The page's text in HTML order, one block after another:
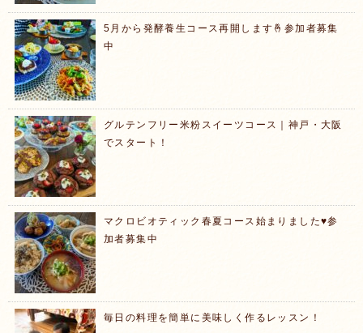
5月から発酵養生コース再開します🤞参加者募集
中
グルテンフリー米粉スイーツコース｜神戸・大阪
でスタート！
マクロビオティック春夏コース始まりました♥️参
加者募集中
毎日の料理を簡単に美味しく作るレッスン！